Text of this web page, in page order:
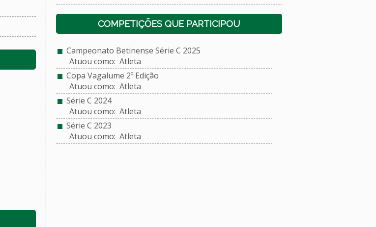
COMPETIÇÕES QUE PARTICIPOU
Campeonato Betinense Série C 2025
Atuou como: Atleta
Copa Vagalume 2º Edição
Atuou como: Atleta
Série C 2024
Atuou como: Atleta
Série C 2023
Atuou como: Atleta